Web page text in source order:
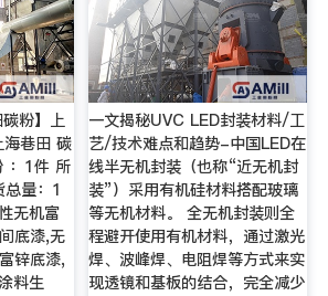
碳粉】上
巷田 碳
：1件 所
量：1
无机富
底漆,无
锌底漆,
料生
一文揭秘UVC LED封装材料/工
艺/技术难点和趋势-中国LED在
线半无机封装（也称“近无机封
装”）采用有机硅材料搭配玻璃
等无机材料。 全无机封装则全
程避开使用有机材料，通过激光
焊、波峰焊、电阻焊等方式来实
现透镜和基板的结合，完全减少